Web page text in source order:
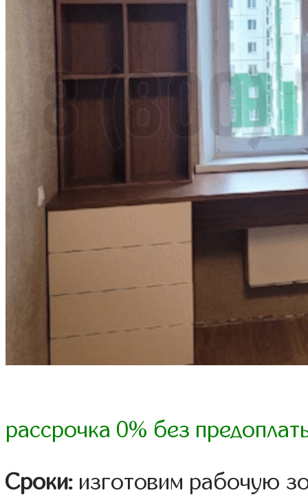
рассрочка 0% без
Сроки: изготовим рабочую